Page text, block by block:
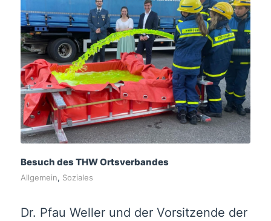
Besuch des THW Ortsverbandes
Allgemein, Soziales
Dr. Pfau Weller und der Vorsitzende der